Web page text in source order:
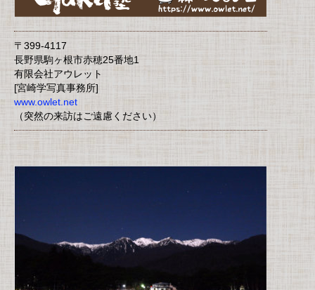
〒399-4117
長野県駒ヶ根市赤穂25番地1
有限会社アウレット
[宮崎学写真事務所]
www.owlet.net
（突然の来訪はご遠慮ください）